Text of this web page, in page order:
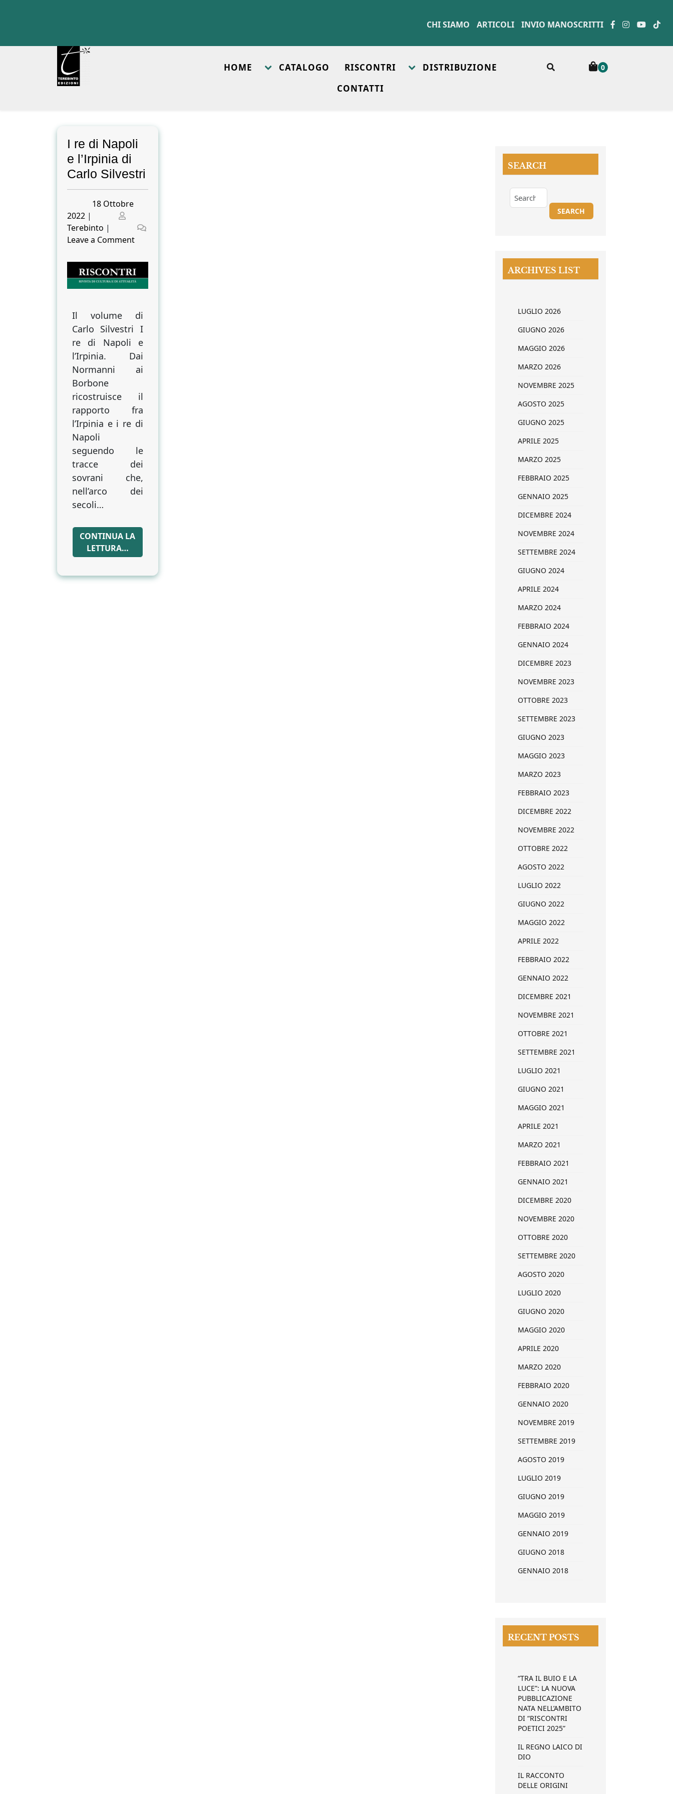
CHI SIAMO ARTICOLI INVIO MANOSCRITTI
HOME CATALOGO RISCONTRI
DISTRIBUZIONE
CONTATTI
0
I re di Napoli
e l’Irpinia di
Carlo Silvestri
Posted
18 Ottobre
2022 |
Posted
Terebinto |
Leave a Commenton
re
di
Napoli
l’Irpinia
di
Carlo
Silvestri
Il volume di
Carlo Silvestri I
re di Napoli e
l’Irpinia. Dai
Normanni ai
Borbone
ricostruisce il
rapporto fra
l’Irpinia e i re di
Napoli
seguendo le
tracce dei
sovrani che,
nell’arco dei
secoli…
CONTINUA LA
LETTURA…
SEARCH
ARCHIVES LIST
LUGLIO 2026
GIUGNO 2026
MAGGIO 2026
MARZO 2026
NOVEMBRE 2025
AGOSTO 2025
GIUGNO 2025
APRILE 2025
MARZO 2025
FEBBRAIO 2025
GENNAIO 2025
DICEMBRE 2024
NOVEMBRE 2024
SETTEMBRE 2024
GIUGNO 2024
APRILE 2024
MARZO 2024
FEBBRAIO 2024
GENNAIO 2024
DICEMBRE 2023
NOVEMBRE 2023
OTTOBRE 2023
SETTEMBRE 2023
GIUGNO 2023
MAGGIO 2023
MARZO 2023
FEBBRAIO 2023
DICEMBRE 2022
NOVEMBRE 2022
OTTOBRE 2022
AGOSTO 2022
LUGLIO 2022
GIUGNO 2022
MAGGIO 2022
APRILE 2022
FEBBRAIO 2022
GENNAIO 2022
DICEMBRE 2021
NOVEMBRE 2021
OTTOBRE 2021
SETTEMBRE 2021
LUGLIO 2021
GIUGNO 2021
MAGGIO 2021
APRILE 2021
MARZO 2021
FEBBRAIO 2021
GENNAIO 2021
DICEMBRE 2020
NOVEMBRE 2020
OTTOBRE 2020
SETTEMBRE 2020
AGOSTO 2020
LUGLIO 2020
GIUGNO 2020
MAGGIO 2020
APRILE 2020
MARZO 2020
FEBBRAIO 2020
GENNAIO 2020
NOVEMBRE 2019
SETTEMBRE 2019
AGOSTO 2019
LUGLIO 2019
GIUGNO 2019
MAGGIO 2019
GENNAIO 2019
GIUGNO 2018
GENNAIO 2018
RECENT POSTS
“TRA IL BUIO E LA
LUCE”: LA NUOVA
PUBBLICAZIONE
NATA NELL’AMBITO
DI “RISCONTRI
POETICI 2025”
IL REGNO LAICO DI
DIO
IL RACCONTO
DELLE ORIGINI